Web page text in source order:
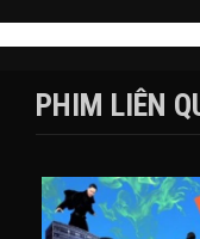
PHIM LIÊN